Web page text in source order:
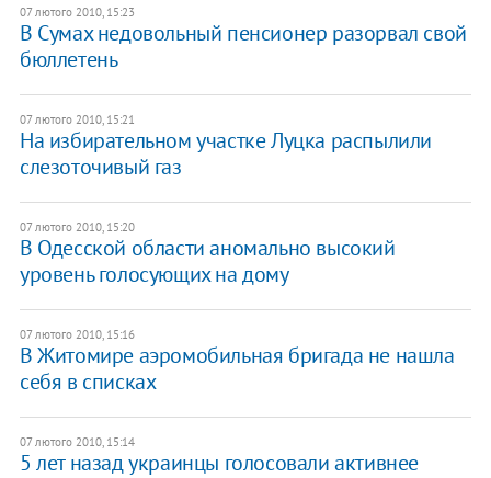
07 лютого 2010, 15:23
В Сумах недовольный пенсионер разорвал свой
бюллетень
07 лютого 2010, 15:21
На избирательном участке Луцка распылили
слезоточивый газ
07 лютого 2010, 15:20
В Одесской области аномально высокий
уровень голосующих на дому
07 лютого 2010, 15:16
В Житомире аэромобильная бригада не нашла
себя в списках
07 лютого 2010, 15:14
5 лет назад украинцы голосовали активнее